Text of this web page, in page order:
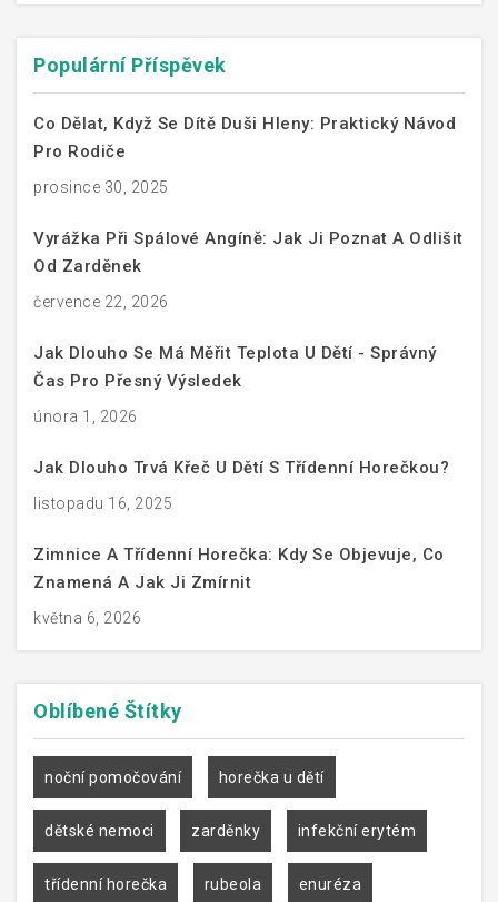
Populární Příspěvek
Co Dělat, Když Se Dítě Duši Hleny: Praktický Návod
Pro Rodiče
prosince 30, 2025
Vyrážka Při Spálové Angíně: Jak Ji Poznat A Odlišit
Od Zarděnek
července 22, 2026
Jak Dlouho Se Má Měřit Teplota U Dětí - Správný
Čas Pro Přesný Výsledek
února 1, 2026
Jak Dlouho Trvá Křeč U Dětí S Třídenní Horečkou?
listopadu 16, 2025
Zimnice A Třídenní Horečka: Kdy Se Objevuje, Co
Znamená A Jak Ji Zmírnit
května 6, 2026
Oblíbené Štítky
noční pomočování horečka u dětí
dětské nemoci zarděnky infekční erytém
třídenní horečka rubeola enuréza